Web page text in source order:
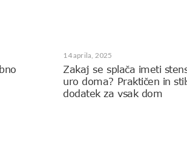
14 aprila, 2025
Zakaj se splača imeti
uro doma? Praktičen in
dodatek za vsak dom